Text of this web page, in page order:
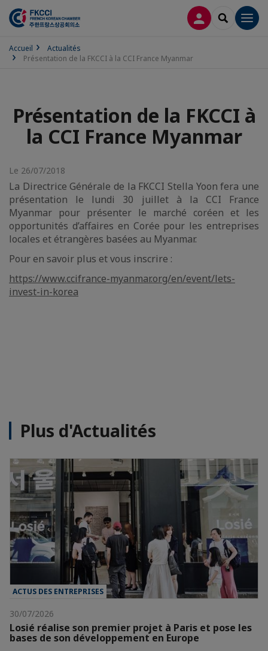
CONNEXION
Accueil
Actualités
Présentation de la FKCCI à la CCI France Myanmar
Présentation de la FKCCI à
la CCI France Myanmar
Le 26/07/2018
La Directrice Générale de la FKCCI Stella Yoon fera une
présentation le lundi 30 juillet à la CCI France
Myanmar pour présenter le marché coréen et les
opportunités d’affaires en Corée pour les entreprises
locales et étrangères basées au Myanmar.
Pour en savoir plus et vous inscrire :
https://www.ccifrance-myanmar.org/en/event/lets-
invest-in-korea
Plus d'Actualités
ACTUS DES ENTREPRISES
30/07/2026
Losié réalise son premier projet à Paris et pose les
bases de son développement en Europe